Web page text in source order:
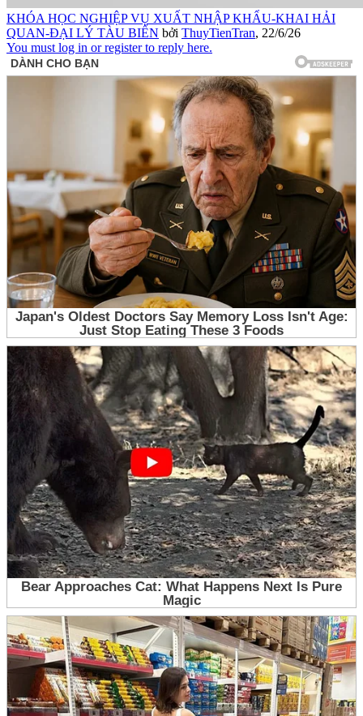
KHÓA HỌC NGHIỆP VỤ XUẤT NHẬP KHẨU-KHAI HẢI
QUAN-ĐẠI LÝ TÀU BIỂN bởi ThuyTienTran, 22/6/26
You must log in or register to reply here.